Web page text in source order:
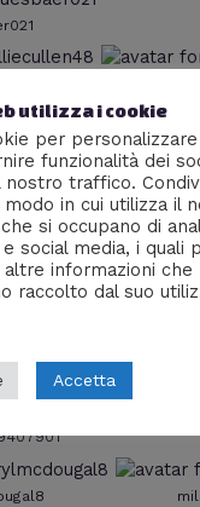
utilizza i cookie
per
funzionalità dei
nostro traffico.
in cui utilizza il
si occupano di
social media, i quali
informazioni che
raccolto dal suo
Accetta